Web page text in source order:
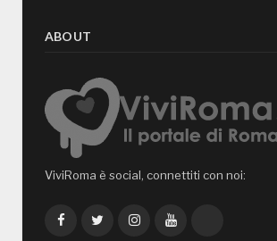
ABOUT
ViviRoma è social, connettiti con noi:
FacebookTwitterInstagramYouTube